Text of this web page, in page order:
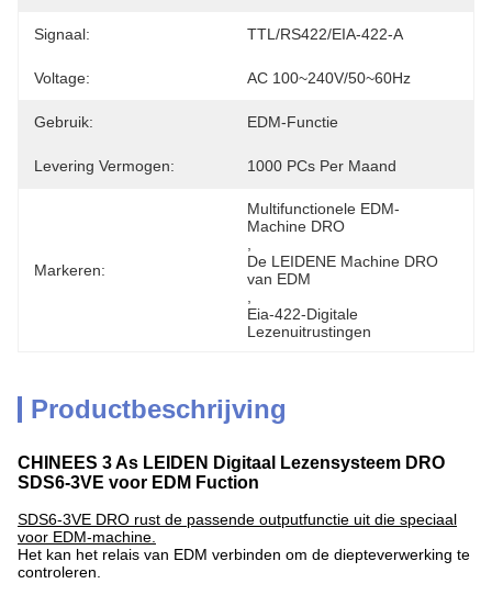
Signaal: TTL/RS422/EIA-422-A
Voltage: AC 100~240V/50~60Hz
Gebruik: EDM-Functie
Levering Vermogen: 1000 PCs Per Maand
Markeren:
Multifunctionele EDM-
Machine DRO
De LEIDENE Machine DRO
van EDM
Eia-422-Digitale
Lezenuitrustingen
Productbeschrijving
CHINEES 3 As LEIDEN Digitaal Lezensysteem DRO
SDS6-3VE voor EDM Fuction
SDS6-3VE DRO rust de passende outputfunctie uit die speciaal
voor EDM-machine.
Het kan het relais van EDM verbinden om de diepteverwerking te
controleren.